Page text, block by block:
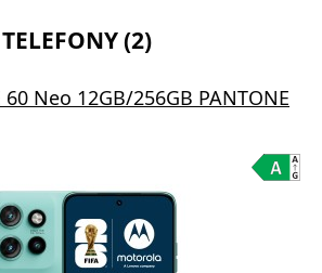
(2)
Neo 12GB/256GB PANTONE